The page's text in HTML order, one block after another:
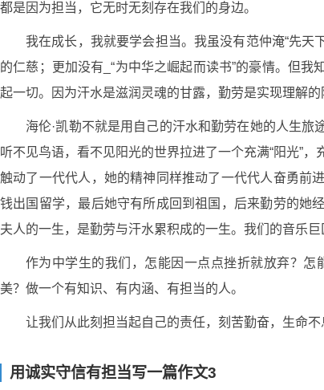
都是因为担当，它无时无刻存在我们的身边。
我在成长，我就要学会担当。我虽没有范仲淹“先天
的仁慈；更加没有_“为中华之崛起而读书”的豪情。但
起一切。因为汗水是滋润灵魂的甘露，勤劳是实现理解的
海伦·凯勒不就是用自己的汗水和勤劳在她的人生
听不见鸟语，看不见阳光的世界拉进了一个充满“阳光”
触动了一代代人，她的精神同样推动了一代代人奋勇前
钱出国留学，最后她守有所成回到祖国，后来勤劳的她
夫人的一生，是勤劳与汗水累积成的一生。我们的音乐巨
作为中学生的我们，怎能因一点点挫折就放弃？
美？做一个有知识、有内涵、有担当的人。
让我们从此刻担当起自己的责任，刻苦勤奋，生命不
用诚实守信有担当写一篇作文3